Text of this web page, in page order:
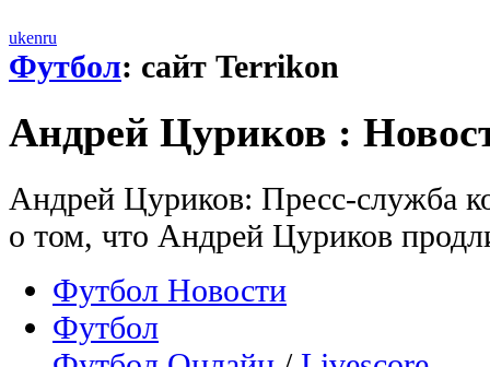
ukenru
Футбол: сайт Terrikon
Андрей Цуриков :
Андрей Цуриков: Пресс-служба
о том, что Андрей Цуриков
Футбол Новости
Футбол